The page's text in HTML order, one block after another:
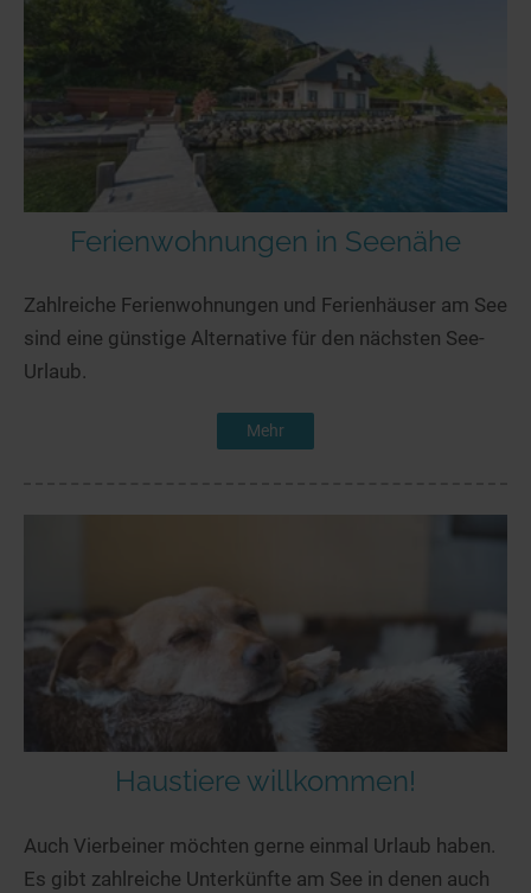
Ferienwohnungen in Seenähe
Zahlreiche Ferienwohnungen und Ferienhäuser am See
sind eine günstige Alternative für den nächsten See-
Urlaub.
Mehr
Haustiere willkommen!
Auch Vierbeiner möchten gerne einmal Urlaub haben.
Es gibt zahlreiche Unterkünfte am See in denen auch